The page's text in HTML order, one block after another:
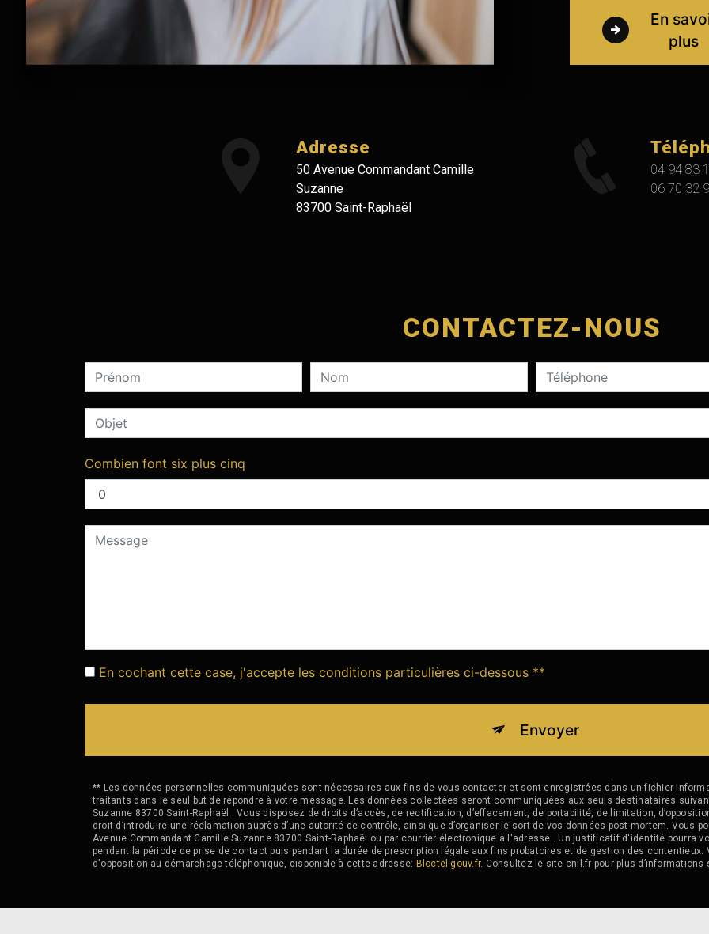
En
plus
Adresse
50 Avenue Commandant Camille
Suzanne
83700 Saint-Raphaël
04 94 83
06 70 32
CONTACTEZ-NOUS
Combien font six plus cinq
En cochant cette case, j'accepte les conditions particulières ci-dessous **
Envoyer
** Les données personnelles communiquées sont nécessaires aux fins de vous contacter et sont enregistrées dans un fichier
traitants dans le seul but de répondre à votre message. Les données collectées seront communiquées aux seuls destinataires
Suzanne 83700 Saint-Raphaël . Vous disposez de droits d’accès, de rectification, d’effacement, de portabilité, de limitation,
droit d’introduire une réclamation auprès d’une autorité de contrôle, ainsi que d’organiser le sort de vos données post-mortem. Vous
Avenue Commandant Camille Suzanne 83700 Saint-Raphaël ou par courrier électronique à l'adresse . Un justificatif d'identité pourra
pendant la période de prise de contact puis pendant la durée de prescription légale aux fins probatoires et de gestion des
d'opposition au démarchage téléphonique, disponible à cette adresse: Bloctel.gouv.fr. Consultez le site cnil.fr pour plus d’informations